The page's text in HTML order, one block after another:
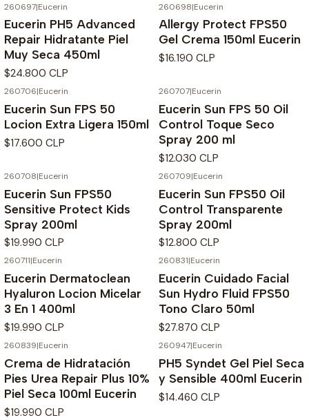
260697|Eucerin
Eucerin PH5 Advanced
Repair Hidratante Piel
Muy Seca 450ml
$24.800 CLP
260698|Eucerin
Allergy Protect FPS50
Gel Crema 150ml Eucerin
$16.190 CLP
260706|Eucerin
Eucerin Sun FPS 50
Locion Extra Ligera 150ml
$17.600 CLP
260707|Eucerin
Eucerin Sun FPS 50 Oil
Control Toque Seco
Spray 200 ml
$12.030 CLP
260708|Eucerin
Eucerin Sun FPS50
Sensitive Protect Kids
Spray 200ml
$19.990 CLP
260709|Eucerin
Eucerin Sun FPS50 Oil
Control Transparente
Spray 200ml
$12.800 CLP
260711|Eucerin
Eucerin Dermatoclean
Hyaluron Locion Micelar
3 En 1 400ml
$19.990 CLP
260831|Eucerin
Eucerin Cuidado Facial
Sun Hydro Fluid FPS50
Tono Claro 50ml
$27.870 CLP
260839|Eucerin
Crema de Hidratación
Pies Urea Repair Plus 10%
Piel Seca 100ml Eucerin
$19.990 CLP
Agotado
260947|Eucerin
PH5 Syndet Gel Piel Seca
y Sensible 400ml Eucerin
$14.460 CLP